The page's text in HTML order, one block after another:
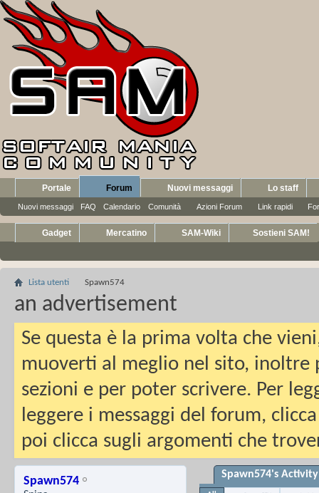
Portale Forum
Nuovi messaggi FAQ Calendario Comunità Azioni Forum Link rapidi
Nuovi messaggi Lo staff
Gadget Mercatino SAM-Wiki Sostieni SAM!
Lista utenti Spawn574
an advertisement
Se questa è la prima volta che
muoverti al meglio nel sito, inoltre
sezioni e per poter scrivere. Per
leggere i messaggi del forum,
poi clicca sugli argomenti che
Spawn574
Spawn574's Activity